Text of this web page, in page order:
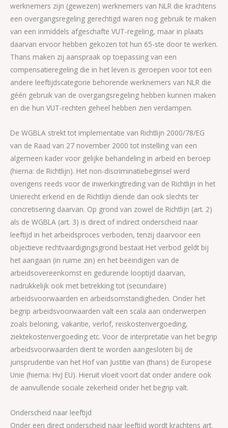
werknemers zijn (gewezen) werknemers van NLR die krachtens
een overgangsregeling gerechtigd waren nog gebruik te maken
van een inmiddels afgeschafte VUT-regeling, maar in plaats
daarvan ervoor hebben gekozen tot hun 65-ste door te werken.
Thans maken zij aanspraak op toepassing van een
compensatieregeling die in het leven is geroepen voor tot een
andere leeftijdscategorie behorende werknemers van NLR die
géén gebruik van de overgangsregeling hebben kunnen maken
en die hun VUT-rechten geheel hebben zien verdampen.
De WGBLA strekt tot implementatie van Richtlijn 2000/78/EG
van de Raad van 27 november 2000 tot instelling van een
algemeen kader voor gelijke behandeling in arbeid en beroep
(hierna: de Richtlijn). Het non-discriminatiebeginsel werd
overigens reeds voor de inwerkingtreding van de Richtlijn in het
Unierecht erkend en de Richtlijn diende dan ook slechts ter
concretisering daarvan. Op grond van zowel de Richtlijn (art. 2)
als de WGBLA (art. 3) is direct of indirect onderscheid naar
leeftijd in het arbeidsproces verboden, tenzij daarvoor een
objectieve rechtvaardigingsgrond bestaat Het verbod geldt bij
het aangaan (in ruime zin) en het beëindigen van de
arbeidsovereenkomst en gedurende looptijd daarvan,
nadrukkelijk ook met betrekking tot (secundaire)
arbeidsvoorwaarden en arbeidsomstandigheden. Onder het
begrip arbeidsvoorwaarden valt een scala aan onderwerpen
zoals beloning, vakantie, verlof, reiskostenvergoeding,
ziektekostenvergoeding etc. Voor de interpretatie van het begrip
arbeidsvoorwaarden dient te worden aangesloten bij de
jurisprudentie van het Hof van Justitie van (thans) de Europese
Unie (hierna: HvJ EU). Hieruit vloeit voort dat onder andere ook
de aanvullende sociale zekerheid onder het begrip valt.
Onderscheid naar leeftijd
Onder een direct onderscheid naar leeftijd wordt krachtens art.